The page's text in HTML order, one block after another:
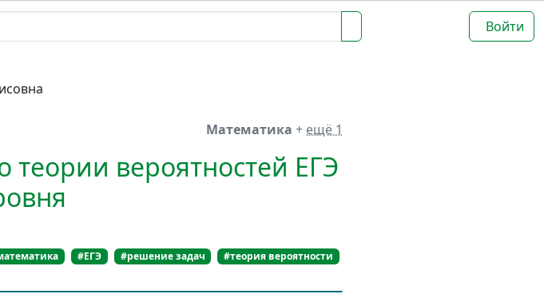
Войти
Математика + ещё 1
вероятностей ЕГЭ
#ЕГЭ #решение задач #теория вероятности